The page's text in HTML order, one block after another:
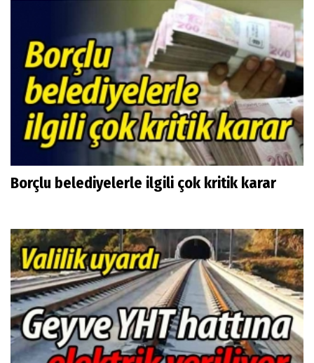
Borçlu belediyelerle ilgili çok kritik karar